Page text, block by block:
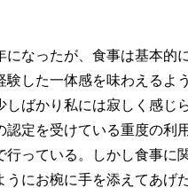
なったが、食事は基本的
した一体感を味わえるよ
しばかり私には寂しく感じ
認定を受けている重度の利
っている。しかし食事に
にお椀に手を添えてあげ